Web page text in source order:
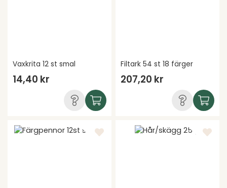
Vaxkrita 12 st smal
14,40 kr
Filtark 54 st 18 färger
207,20 kr